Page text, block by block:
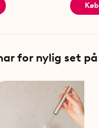
Køb
for nylig set på